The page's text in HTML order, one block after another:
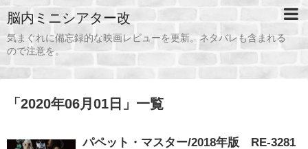
脳内ミニシアター改
気まぐれに備忘録的な映画レビューを更新。ネタバレも含まれる
ので注意を。
「 2020年06月01日 」 一覧
パペット・マスター/2018年版 RE-3281